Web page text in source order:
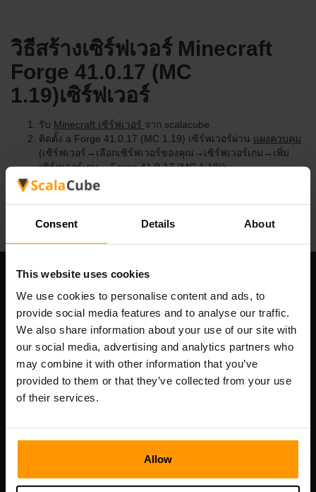
Consent Details About
This website uses cookies
We use cookies to personalise content and ads, to
provide social media features and to analyse our traffic.
We also share information about your use of our site with
our social media, advertising and analytics partners who
may combine it with other information that you’ve
provided to them or that they’ve collected from your use
of their services.
Allow
วิธีสร้างเซิร์ฟเวอร์ Minecraft
Forge 41.0.17 (MC
1.19)เซิร์ฟเวอร์
รับ Minecraft เซิร์ฟเวอร์ จาก scalacube
ติดตั้ง a Forge 41.0.17 (MC 1.19) เซิร์ฟเวอร์ผ่าน แผงควบคุม
(เซิร์ฟเวอร์→เลือกเซิร์ฟเวอร์ของคุณ→เซิร์ฟเวอร์เกม→เพิ่ม
เซิร์ฟเวอร์เกม→ Forge 41.0.17 (MC 1.19))
สนุกกับการเล่นบนเซิร์ฟเวอร์!
Scalable Hosting Solutions OÜ
เลขที่จดทะเบียน: 14652605
เลขที่ผู้เสียภาษี: EE102133820
ที่อยู่: Harju maakond, Tallinn, Kesklinna linnaosa,